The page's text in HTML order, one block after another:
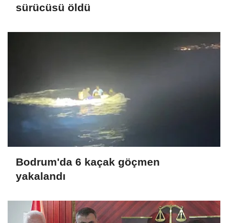
sürücüsü öldü
Bodrum'da 6 kaçak göçmen
yakalandı